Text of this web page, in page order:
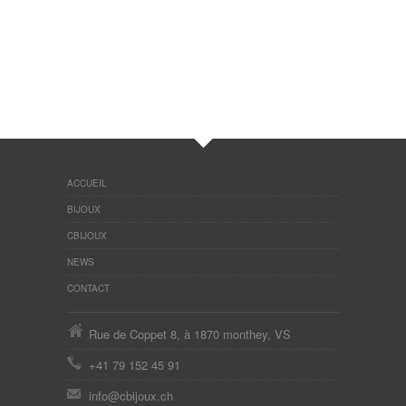
ACCUEIL
BIJOUX
CBIJOUX
NEWS
CONTACT
Rue de Coppet 8, à 1870 monthey, VS
+41 79 152 45 91
info@cbijoux.ch